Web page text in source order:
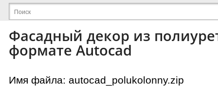
Фасадный декор из
формате Autocad
Имя файла: autocad_polukolonny.zip